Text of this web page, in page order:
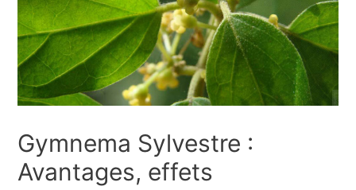
Gymnema Sylvestre :
Avantages, effets